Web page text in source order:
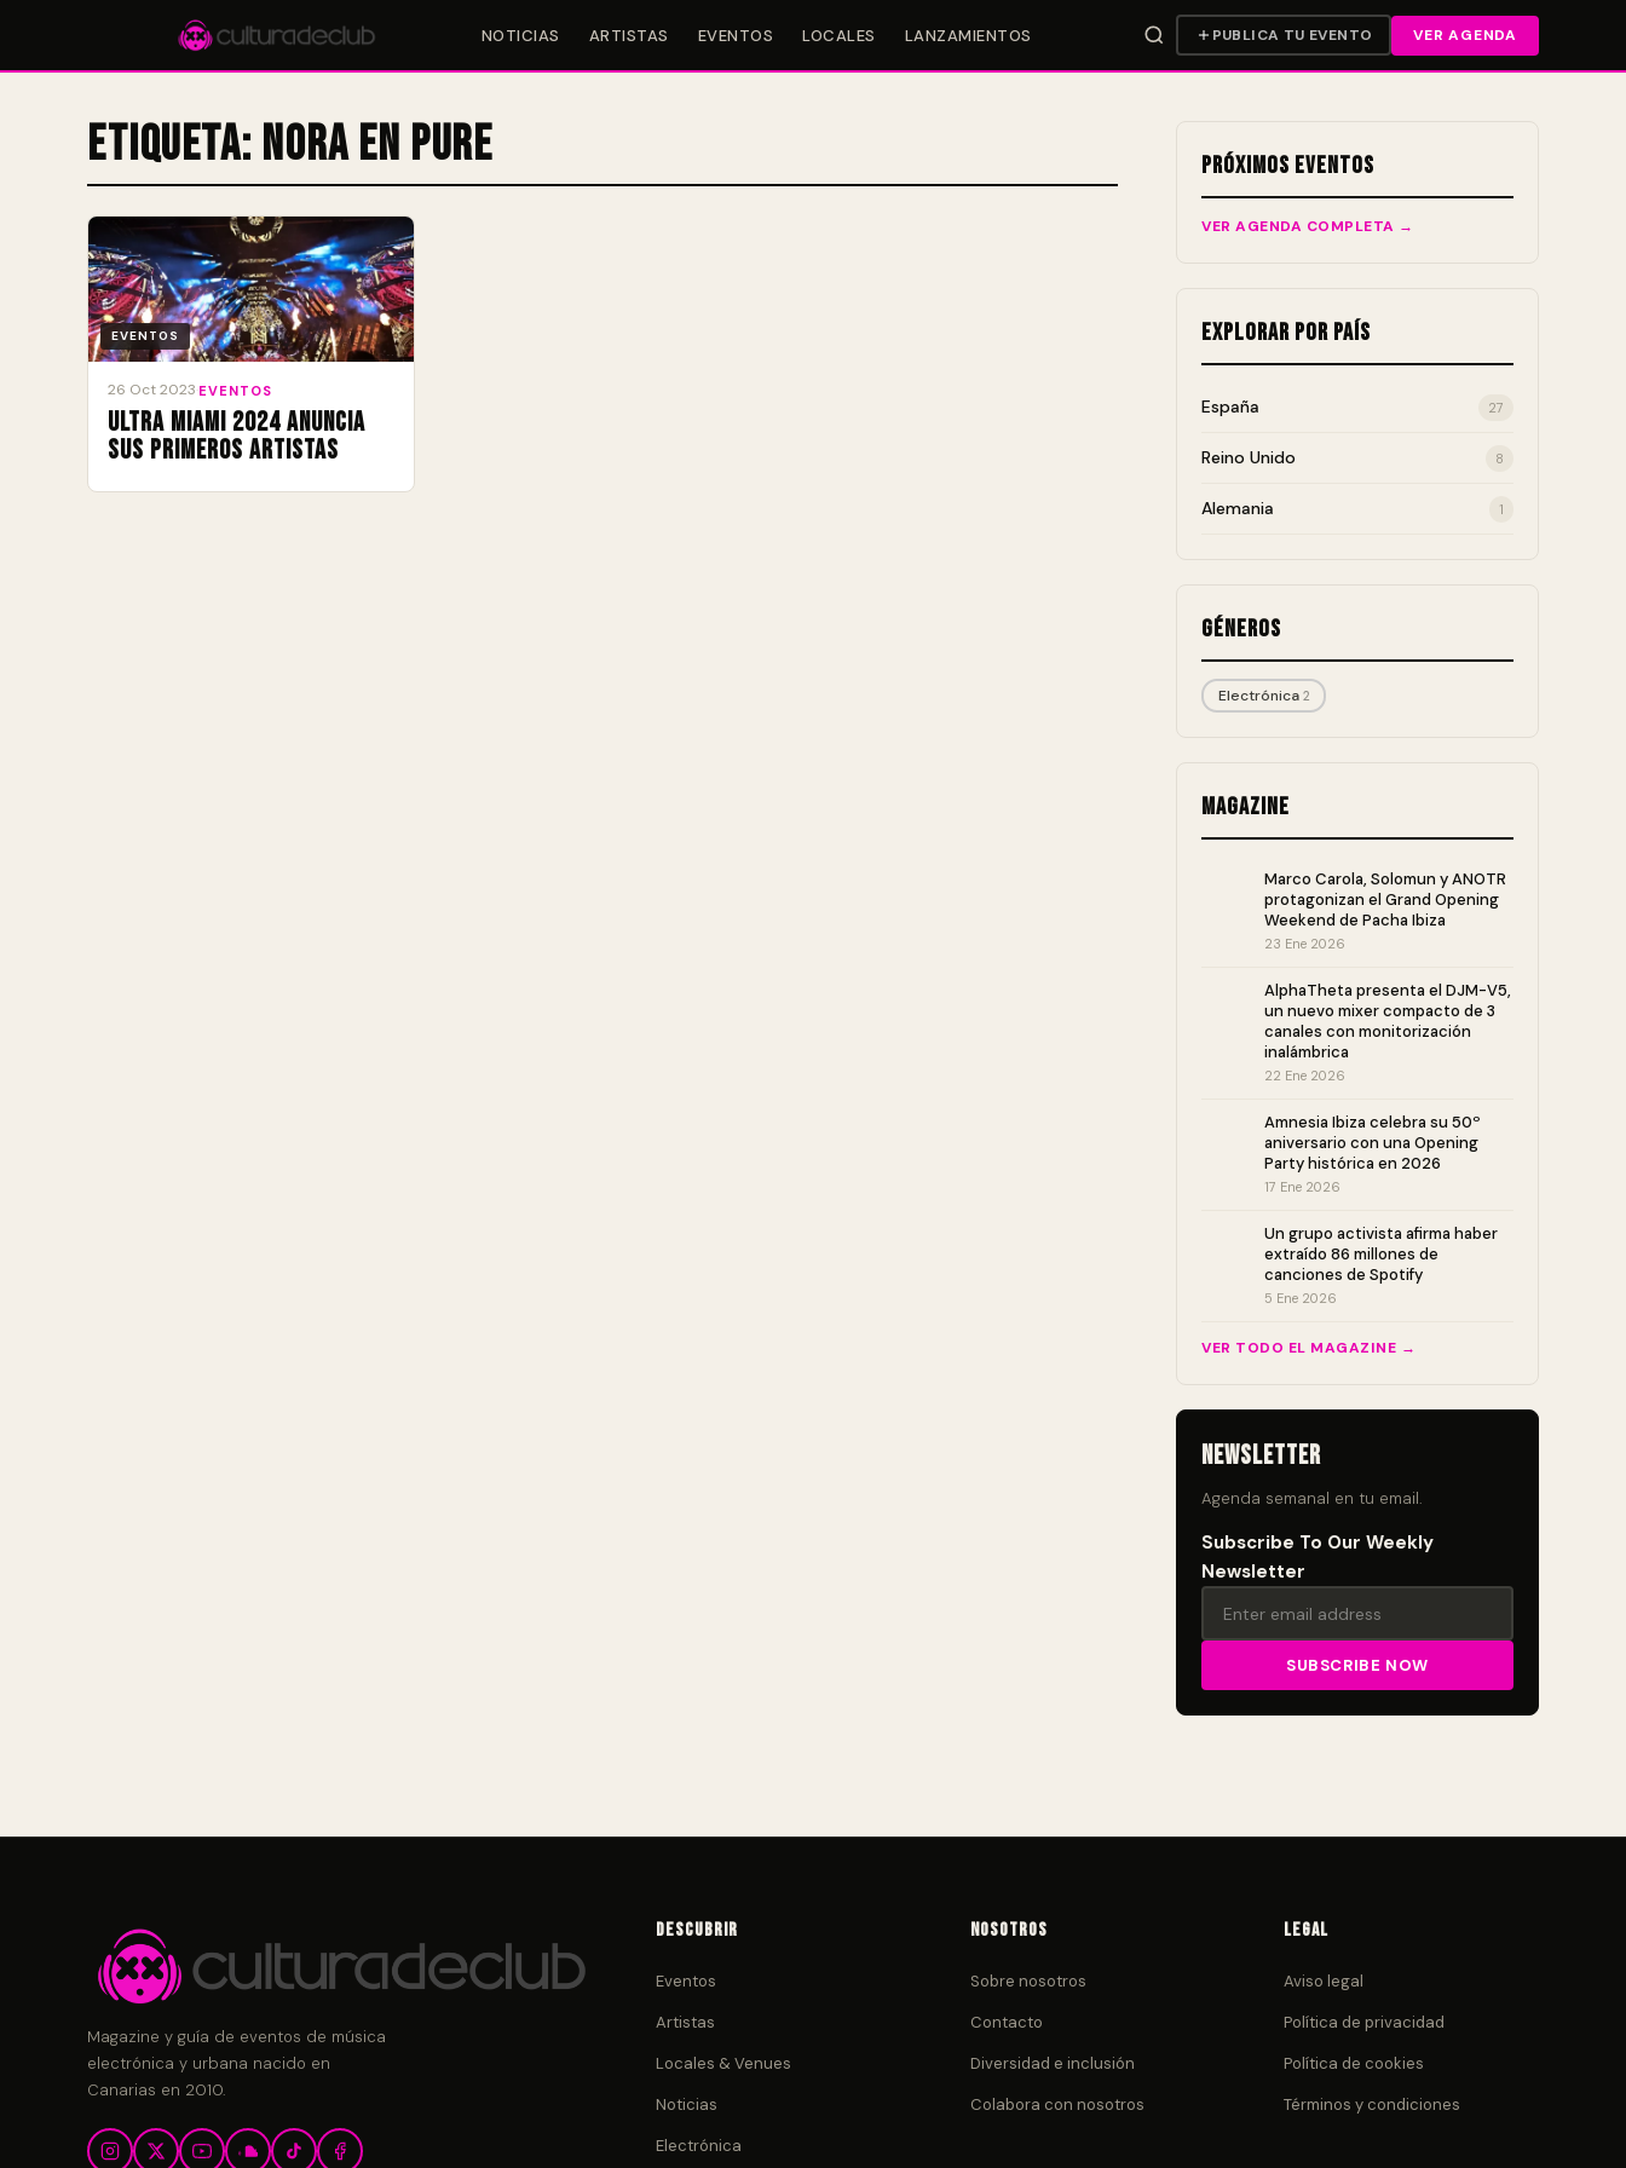
NOTICIAS ARTISTAS EVENTOS LOCALES LANZAMIENTOS PUBLICA TU EVENTO VER AGENDA
Accesos rápidos:
Etiqueta: Nora En Pure
EVENTOS
26 Oct 2023 EVENTOS
ULTRA Miami 2024 anuncia
sus primeros artistas
Próximos Eventos
VER AGENDA COMPLETA →
Explorar por País
España 27
Reino Unido 8
Alemania 1
Géneros
Electrónica 2
Magazine
Marco Carola, Solomun y ANOTR
protagonizan el Grand Opening
Weekend de Pacha Ibiza
23 Ene 2026
AlphaTheta presenta el DJM-V5,
un nuevo mixer compacto de 3
canales con monitorización
inalámbrica
22 Ene 2026
Amnesia Ibiza celebra su 50º
aniversario con una Opening
Party histórica en 2026
17 Ene 2026
Un grupo activista afirma haber
extraído 86 millones de
canciones de Spotify
5 Ene 2026
VER TODO EL MAGAZINE →
Newsletter
Agenda semanal en tu email.
Subscribe To Our Weekly
Newsletter
Magazine y guía de eventos de música
electrónica y urbana nacido en
Canarias en 2010.
Descubrir
Eventos
Artistas
Locales & Venues
Noticias
Electrónica
Nosotros
Sobre nosotros
Contacto
Diversidad e inclusión
Colabora con nosotros
Legal
Aviso legal
Política de privacidad
Política de cookies
Términos y condiciones